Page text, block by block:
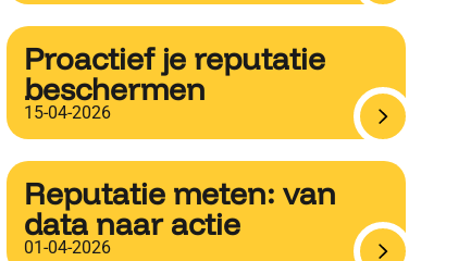
Proactief je reputatie
beschermen
15-04-2026
Reputatie meten: van
data naar actie
01-04-2026